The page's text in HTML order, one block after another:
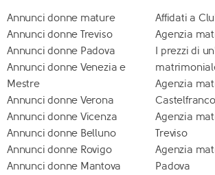
Annunci donne mature
Annunci donne Treviso
Annunci donne Padova
Annunci donne Venezia e
Mestre
Annunci donne Verona
Annunci donne Vicenza
Annunci donne Belluno
Annunci donne Rovigo
Annunci donne Mantova
Affidati a
Agenzia
I prezzi di
Agenzia
Agenzia
Treviso
Agenzia
Padova